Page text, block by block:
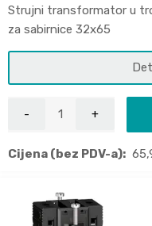
Strujni transformator u
za sabirnice 32x65
Cijena (bez PDV-a):